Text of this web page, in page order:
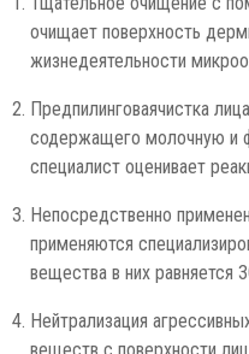
очищает поверхность
жизнедеятельности
Предпилинговаячистка
содержащего молочную и
специалист оценивает
Непосредственно
применяются
вещества в них равняется
Нейтрализация